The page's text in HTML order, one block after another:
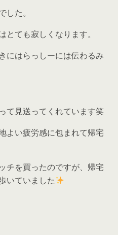
た。
とても寂しくなります。
にはらっしーには伝わるみ
て見送ってくれています笑
よい疲労感に包まれて帰宅
チを買ったのですが、帰宅
いていました